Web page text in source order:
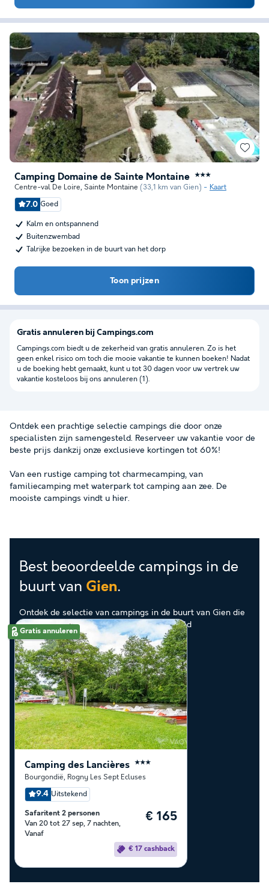
Camping Domaine de Sainte Montaine ★★★
Centre-val De Loire, Sainte Montaine (33,1 km van Gien) Kaart
7.0 Goed
Kalm en ontspannend
Buitenzwembad
Talrijke bezoeken in de buurt van het dorp
Toon prijzen
Gratis annuleren bij Campings.com
Campings.com biedt u de zekerheid van gratis annuleren. Zo is het
geen enkel risico om toch die mooie vakantie te kunnen boeken! Nadat
u de boeking hebt gemaakt, kunt u tot 30 dagen voor uw vertrek uw
vakantie kosteloos bij ons annuleren (1).
Ontdek een prachtige selectie campings die door onze
specialisten zijn samengesteld. Reserveer uw vakantie voor de
beste prijs dankzij onze exclusieve kortingen tot 60%!
Van een rustige camping tot charmecamping, van
familiecamping met waterpark tot camping aan zee. De
mooiste campings vindt u hier.
Best beoordeelde campings in de
buurt van Gien.
Ontdek de selectie van campings in de buurt van Gien die
door onze klanten als beste zijn beoordeeld
Gratis annuleren
Camping des Lancières ★★★
Bourgondië, Rogny Les Sept Ecluses
9.4 Uitstekend
Safaritent 2 personen
Van 20 tot 27 sep, 7 nachten,
Vanaf
€ 165
€ 17 cashback